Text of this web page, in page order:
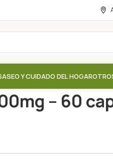
ASEO Y CUIDADO DEL HOGAR
– 60